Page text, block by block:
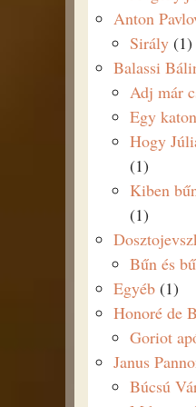
Anton
Sirály (1)
Balassi
Adj már
Egy
Hogy
(1)
Kiben
(1)
Bűn és
Egyéb (1)
Honoré de
Goriot
Janus
Búcsú